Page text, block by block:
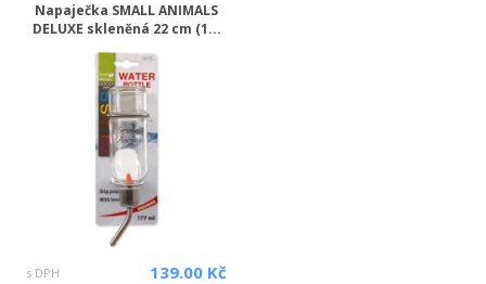
Napaječka SMALL ANIMALS
DELUXE skleněná 22 cm (1...
s DPH 139.00 Kč